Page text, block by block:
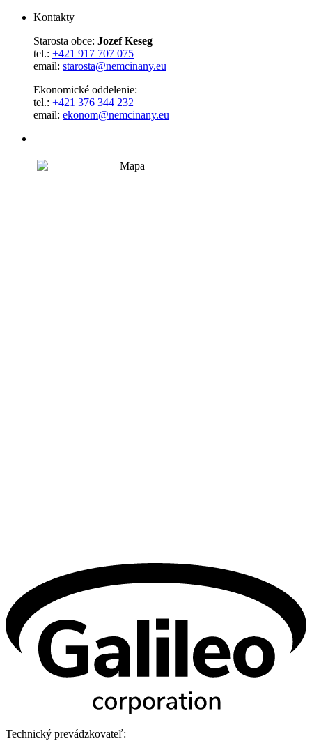
Kontakty
Starosta obce: Jozef Keseg
tel.: +421 917 707 075
email: starosta@nemcinany.eu
Ekonomické oddelenie:
tel.: +421 376 344 232
email: ekonom@nemcinany.eu
Technický prevádzkovateľ: